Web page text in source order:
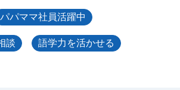
パパママ社員活躍中
談 語学力を活かせる